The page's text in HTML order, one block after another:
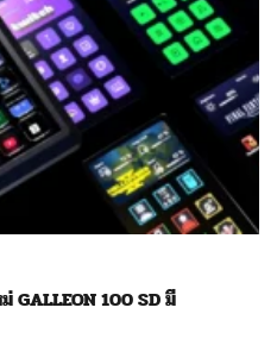
GALLEON 100 SD มี